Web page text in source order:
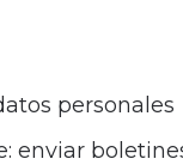
personales
enviar